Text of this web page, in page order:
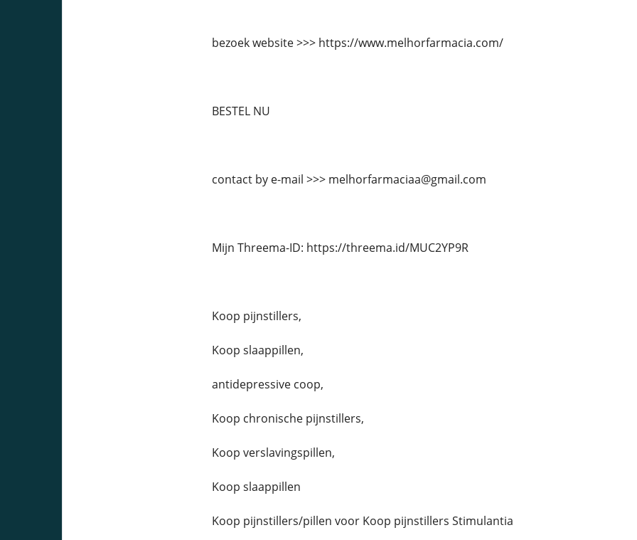
bezoek website >>> https://www.melhorfarmacia.com/
BESTEL NU
contact by e-mail >>> melhorfarmaciaa@gmail.com
Mijn Threema-ID: https://threema.id/MUC2YP9R
Koop pijnstillers,
Koop slaappillen,
antidepressive coop,
Koop chronische pijnstillers,
Koop verslavingspillen,
Koop slaappillen
Koop pijnstillers/pillen voor Koop pijnstillers Stimulantia